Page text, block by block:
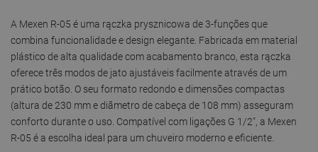
A Mexen R-05 é uma rączka prysznicowa de 3-funções que
combina funcionalidade e design elegante. Fabricada em material
plástico de alta qualidade com acabamento branco, esta rączka
oferece três modos de jato ajustáveis facilmente através de um
prático botão. O seu formato redondo e dimensões compactas
(altura de 230 mm e diâmetro de cabeça de 108 mm) asseguram
conforto durante o uso. Compatível com ligações G 1/2", a Mexen
R-05 é a escolha ideal para um chuveiro moderno e eficiente.